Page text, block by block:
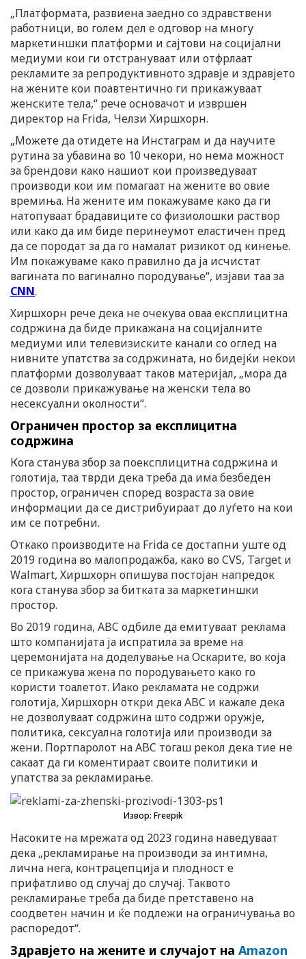
„Платформата, развиена заедно со здравствени
работници, во голем дел е одговор на многу
маркетиншки платформи и сајтови на социјални
медиуми кои ги отстрануваат или отфрлаат
рекламите за репродуктивното здравје и здравјето
на жените кои поавтентично ги прикажуваат
женските тела,“ рече основачот и извршен
директор на Frida, Челзи Хиршхорн.
„Можете да отидете на Инстаграм и да научите
рутина за убавина во 10 чекори, но нема можност
за брендови како нашиот кои произведуваат
производи кои им помагаат на жените во овие
времиња. На жените им покажуваме како да ги
натопуваат брадавиците со физиолошки раствор
или како да им биде перинеумот еластичен пред
да се породат за да го намалат ризикот од кинење.
Им покажуваме како правилно да ја исчистат
вагината по вагинално породување“, изјави таа за
CNN.
Хиршхорн рече дека не очекува оваа експлицитна
содржина да биде прикажана на социјалните
медиуми или телевизиските канали со оглед на
нивните упатства за содржината, но бидејќи некои
платформи дозволуваат таков материјал, „мора да
се дозволи прикажување на женски тела во
несексуални околности“.
Ограничен простор за експлицитна
содржина
Кога станува збор за поексплицитна содржина и
голотија, таа тврди дека треба да има безбеден
простор, ограничен според возраста за овие
информации да се дистрибуираат до луѓето на кои
им се потребни.
Откако производите на Frida се достапни уште од
2019 година во малопродажба, како во CVS, Target и
Walmart, Хиршхорн опишува постојан напредок
кога станува збор за битката за маркетиншки
простор.
Во 2019 година, ABC одбиле да емитуваат реклама
што компанијата ја испратила за време на
церемонијата на доделување на Оскарите, во која
се прикажува жена по породувањето како го
користи тоалетот. Иако рекламата не содржи
голотија, Хиршхорн откри дека ABC и кажале дека
не дозволуваат содржина што содржи оружје,
политика, сексуална голотија или производи за
жени. Портпаролот на ABC тогаш рекол дека тие не
сакаат да ги коментираат своите политики и
упатства за рекламирање.
Извор: Freepik
Насоките на мрежата од 2023 година наведуваат
дека „рекламирање на производи за интимна,
лична нега, контрацепција и плодност е
прифатливо од случај до случај. Таквото
рекламирање треба да биде претставено на
соодветен начин и ќе подлежи на ограничувања во
распоредот“.
Здравјето на жените и случајот на Amazon